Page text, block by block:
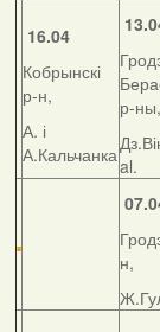
16.04
Кобрынскі
р-н,
А. і
А.Кальчанка
р-ны,
al.
н,